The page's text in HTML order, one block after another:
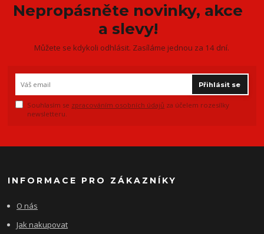
Nepropásněte novinky, akce
a slevy!
Můžete se kdykoli odhlásit. Zasíláme jednou za 14 dní.
Přihlásit se
Souhlasím se zpracováním osobních údajů za účelem rozesílky
newsletteru.
INFORMACE PRO ZÁKAZNÍKY
O nás
Jak nakupovat